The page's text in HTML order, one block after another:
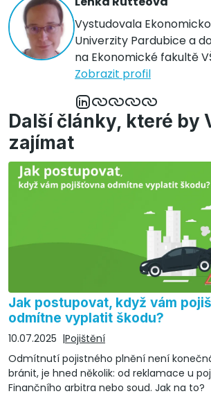
Vystudovala
Univerzity Pardubice a
na Ekonomické fakultě
Zobrazit profil
Další články, které by
zajímat
Jak postupovat, když vám
odmítne vyplatit škodu?
10.07.2025
Pojištění
Odmítnutí pojistného plnění není
bránit, je hned několik: od reklamace u
Finančního arbitra nebo soud. Jak na to?